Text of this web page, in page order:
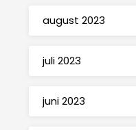
august 2023
juli 2023
juni 2023